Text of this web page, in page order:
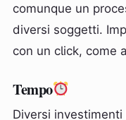
comunque un
diversi soggetti.
con un click, come
Tempo
Diversi